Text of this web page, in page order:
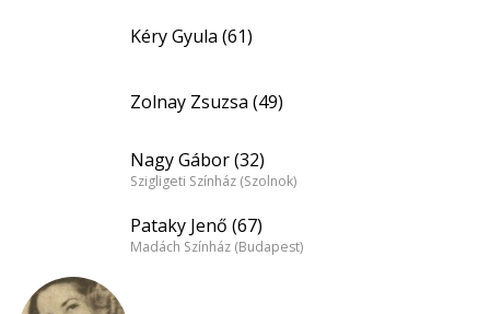
Kéry Gyula (61)
Zolnay Zsuzsa (49)
Nagy Gábor (32)
Szigligeti Színház (Szolnok)
Pataky Jenő (67)
Madách Színház (Budapest)